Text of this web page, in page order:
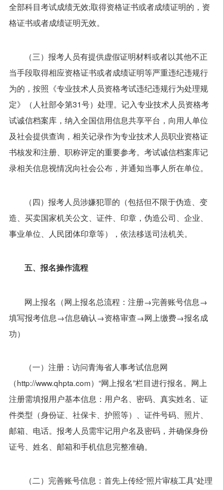
全部科目考试成绩无效;取得资格证书或者成绩证明的，资
格证书或者成绩证明无效。
（三）报考人员有提供虚假证明材料或者以其他不正
当手段取得相应资格证书或者成绩证明等严重违纪违规行
为的，按照《专业技术人员资格考试违纪违规行为处理规
定》（人社部令第31号）处理。记入专业技术人员资格考
试诚信档案库，纳入全国信用信息共享平台，向用人单位
及社会提供查询，相关记录作为专业技术人员职业资格证
书核发和注册、职称评定的重要参考。考试诚信档案库记
录相关信息视情况向社会公布，并通知当事人所在单位。
（四）报考人员涉嫌犯罪的（包括但不限于伪造、变
造、买卖国家机关公文、证件、印章，伪造公司、企业、
事业单位、人民团体印章等），依法移送司法机关。
五、报名操作流程
网上报名（网上报名总流程：注册→完善账号信息→
填写报考信息→信息确认→资格审查→网上缴费→报名成
功）
（一）注册：访问青海省人事考试信息网
（http://www.qhpta.com）“网上报名”栏目进行报名。网上
注册需填报用户基本信息：用户名、密码、真实姓名、证
件类型（身份证、社保卡、护照等）、证件号码、照片、
邮箱、电话。报考人员需牢记用户名及密码，并确保身份
证号、姓名、邮箱和手机信息完整准确。
（二）完善账号信息：首先上传经“照片审核工具”处理